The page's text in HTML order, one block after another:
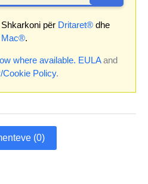
Shkarkoni për Dritaret® dhe
Mac®.
where available. EULAand
Cookie Policy.
(0)